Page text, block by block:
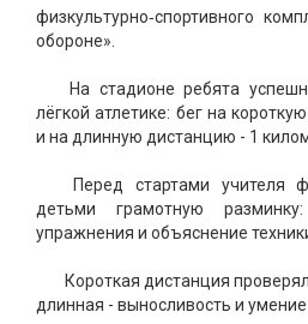
физкультурно‑спортивного
обороне».
На стадионе ребята
лёгкой атлетике: бег на
и на длинную дистанцию - 1
Перед стартами учителя
детьми грамотную
упражнения и объяснение
Короткая дистанция
длинная - выносливость и